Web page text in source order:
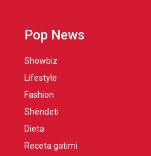
Pop News
Showbiz
Lifestyle
Fashion
Shëndeti
Dieta
Receta gatimi